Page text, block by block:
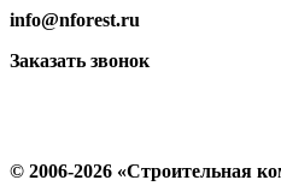
info@nforest.ru
Заказать звонок
© 2006-2026 «Строительная